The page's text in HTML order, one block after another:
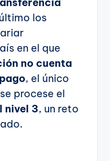
los
en el que
no cuenta
, el único
procese el
nivel 3, un reto